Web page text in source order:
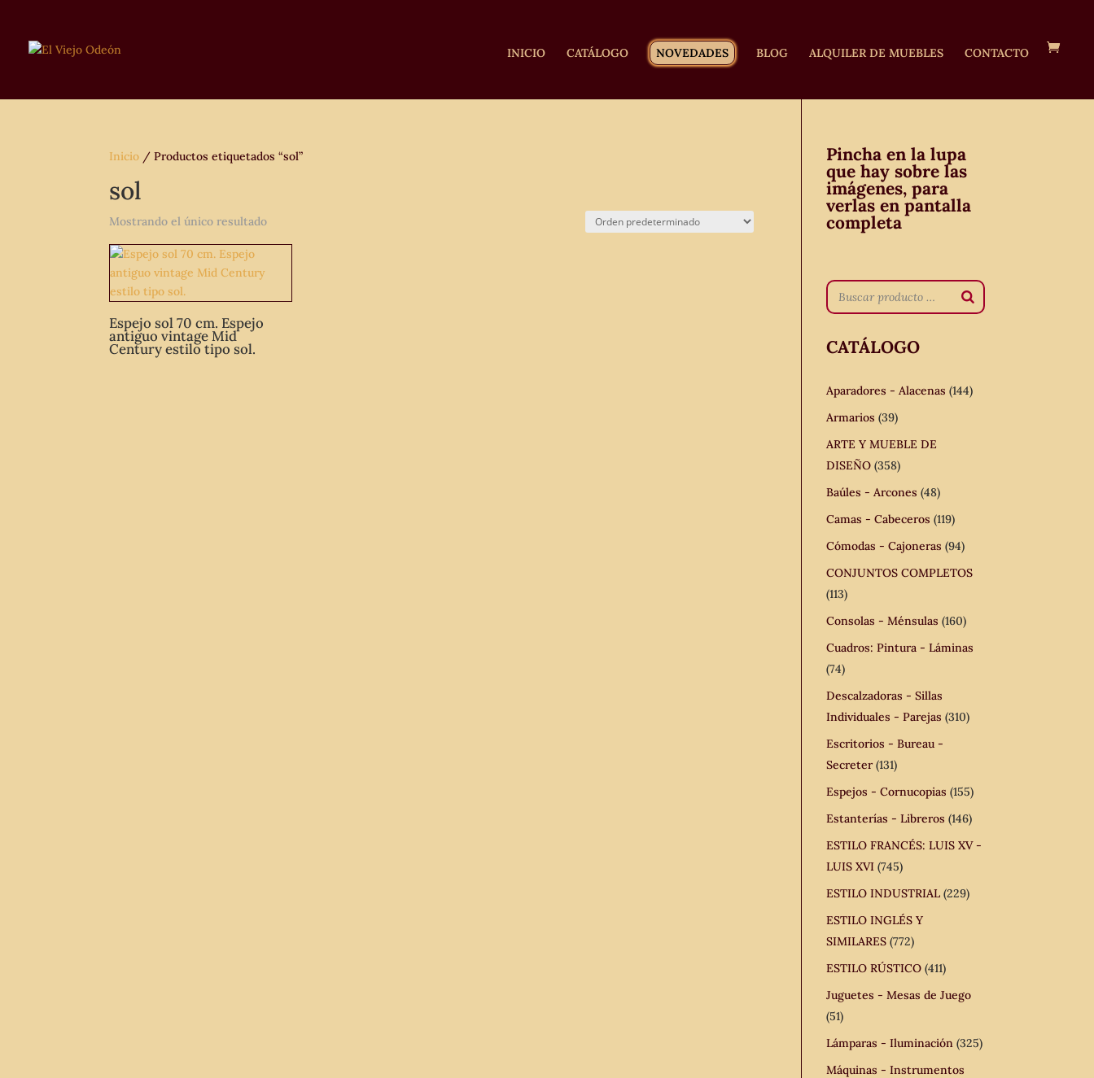
INICIO CATÁLOGO NOVEDADES BLOG ALQUILER DE MUEBLES CONTACTO
Inicio / Productos etiquetados “sol”
sol
Mostrando el único resultado
Espejo sol 70 cm. Espejo
antiguo vintage Mid
Century estilo tipo sol.
Pincha en la lupa
que hay sobre las
imágenes, para
verlas en pantalla
completa
CATÁLOGO
Aparadores - Alacenas (144)
Armarios (39)
ARTE Y MUEBLE DE
DISEÑO (358)
Baúles - Arcones (48)
Camas - Cabeceros (119)
Cómodas - Cajoneras (94)
CONJUNTOS COMPLETOS
(113)
Consolas - Ménsulas (160)
Cuadros: Pintura - Láminas
(74)
Descalzadoras - Sillas
Individuales - Parejas (310)
Escritorios - Bureau -
Secreter (131)
Espejos - Cornucopias (155)
Estanterías - Libreros (146)
ESTILO FRANCÉS: LUIS XV -
LUIS XVI (745)
ESTILO INDUSTRIAL (229)
ESTILO INGLÉS Y
SIMILARES (772)
ESTILO RÚSTICO (411)
Juguetes - Mesas de Juego
(51)
Lámparas - Iluminación (325)
Máquinas - Instrumentos